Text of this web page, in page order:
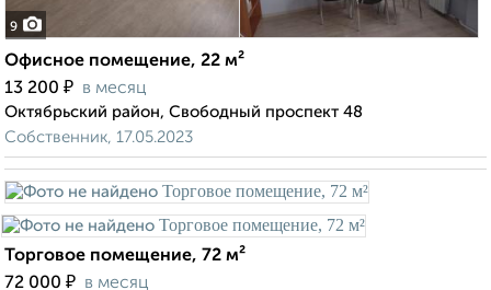
9
Офисное помещение, 22 м²
13 200 ₽ в месяц
Октябрьский район, Свободный проспект 48
Собственник, 17.05.2023
Торговое помещение, 72 м²
72 000 ₽ в месяц